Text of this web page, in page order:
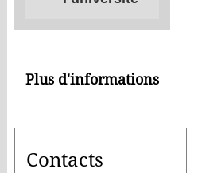
Plus d'informations
Contacts